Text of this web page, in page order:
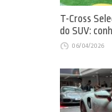
T-Cross
do SUV:
06/04/2026